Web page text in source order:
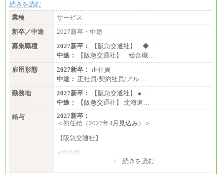
続きを読む
業種
サービス
新卒／中途
2027新卒・中途
募集職種
2027新卒：
【阪急交通社】 ◆…
中途：
【阪急交通社】 総合職…
雇用形態
2027新卒： 正社員
中途： 正社員/契約社員/アル…
勤務地
2027新卒：
【阪急交通社】 ●…
中途：
【阪急交通社】 北海道…
給与
2027新卒：
＜初任給（2027年4月見込み）＞
【阪急交通社】
●総合職
+ 続きを読む